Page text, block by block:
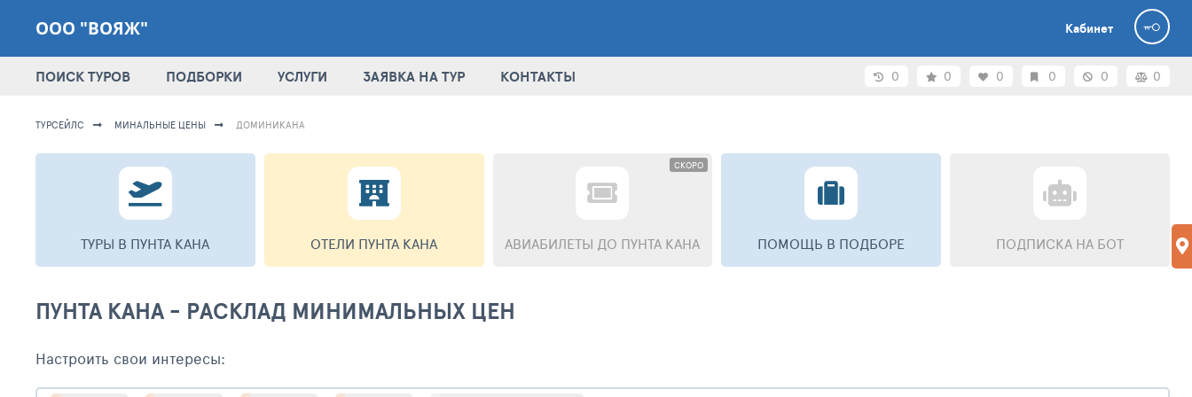
ООО "ВОЯЖ" Кабинет
ПОИСК ТУРОВ ПОДБОРКИ УСЛУГИ ЗАЯВКА НА ТУР КОНТАКТЫ 0 0 0 0 0 0
ТУРСЕЙЛС МИНАЛЬНЫЕ ЦЕНЫ ДОМИНИКАНА
ТУРЫ В ПУНТА КАНА ОТЕЛИ ПУНТА КАНА
СКОРО
АВИАБИЛЕТЫ ДО ПУНТА КАНА ПОМОЩЬ В ПОДБОРЕ ПОДПИСКА НА БОТ
ПУНТА КАНА - РАСКЛАД МИНИМАЛЬНЫХ ЦЕН
Настроить свои интересы: